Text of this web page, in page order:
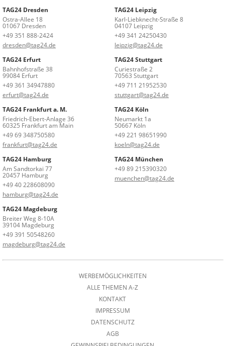
TAG24 Dresden
Ostra-Allee 18
01067 Dresden
+49 351 888-2424
dresden@tag24.de
TAG24 Leipzig
Karl-Liebknecht-Straße 8
04107 Leipzig
+49 341 24250430
leipzig@tag24.de
TAG24 Erfurt
Bahnhofstraße 38
99084 Erfurt
+49 361 34947880
erfurt@tag24.de
TAG24 Stuttgart
Curiestraße 2
70563 Stuttgart
+49 711 21952530
stuttgart@tag24.de
TAG24 Frankfurt a. M.
Friedrich-Ebert-Anlage 36
60325 Frankfurt am Main
+49 69 348750580
frankfurt@tag24.de
TAG24 Köln
Neumarkt 1a
50667 Köln
+49 221 98651990
koeln@tag24.de
TAG24 Hamburg
Am Sandtorkai 77
20457 Hamburg
+49 40 228608090
hamburg@tag24.de
TAG24 München
+49 89 215390320
muenchen@tag24.de
TAG24 Magdeburg
Breiter Weg 8-10A
39104 Magdeburg
+49 391 50548260
magdeburg@tag24.de
WERBEMÖGLICHKEITEN
ALLE THEMEN A-Z
KONTAKT
IMPRESSUM
DATENSCHUTZ
AGB